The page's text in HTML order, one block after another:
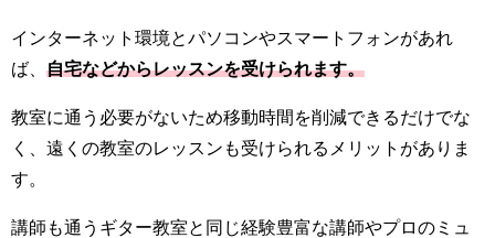
インターネット環境とパソコンやスマートフォンがあれ
ば、 自宅などからレッスンを受けられます。
教室に通う必要がないため移動時間を削減できるだけでな
く、遠くの教室のレッスンも受けられるメリットがありま
す。
講師も通うギター教室と同じ経験豊富な講師やプロのミュ